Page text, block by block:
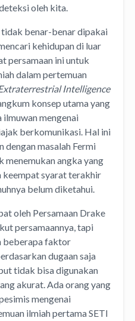
oleh kita.
tidak benar-benar dipakai
kehidupan di luar
persamaan ini untuk
dalam pertemuan
Intelligence
konsep utama yang
mengenai
berkomunikasi. Hal ini
masalah Fermi
menemukan angka yang
keempat syarat terakhir
belum diketahui.
oleh Persamaan Drake
persamaannya, tapi
beberapa faktor
dugaan saja
tidak bisa digunakan
akurat. Ada orang yang
mengenai
ilmiah pertama SETI